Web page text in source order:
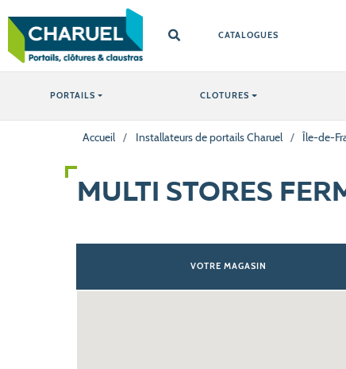
CATALOGUES
PORTAILS CLOTURES
Accueil / Installateurs de portails Charuel / Île-de-
MULTI STORES
VOTRE MAGASIN